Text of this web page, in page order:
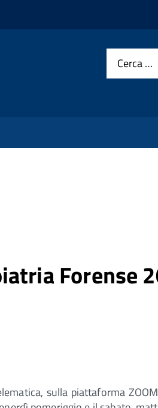
Cerca …
Forense
sulla piattaforma